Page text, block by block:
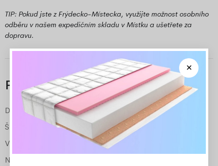
TIP: Pokud jste z Frýdecko-Místecka, využijte možnost osobního
odběru v našem expedičním skladu v Místku a ušetřete za
dopravu.
Parametry
Délka matrace
120 cm
Šířka matrace
60 cm
Výška matrace
Nosnost